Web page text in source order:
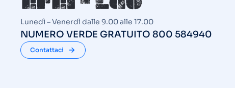
Lunedì – Venerdì dalle 9.00 alle 17.00
NUMERO VERDE GRATUITO 800 584940
Contattaci